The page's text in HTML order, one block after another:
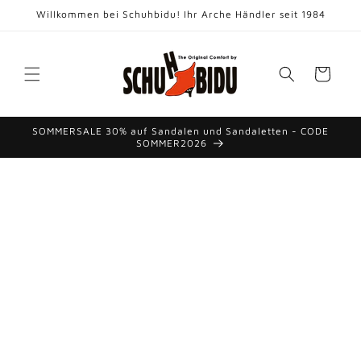
zum
Willkommen bei Schuhbidu! Ihr Arche Händler seit 1984
Warenkorb
SOMMERSALE 30% auf Sandalen und Sandaletten - CODE
SOMMER2026